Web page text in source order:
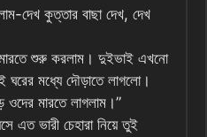
দেখ কুত্তার বাছা দেখ, দেখ
শুরু করলাম। দুইভাই এখনো
ঘরের মধ্যে দৌড়াতে লাগলো।
মারতে লাগলাম।”
এত ভারী চেহারা নিয়ে তুই